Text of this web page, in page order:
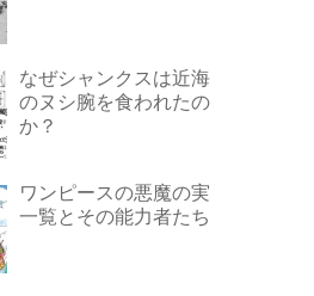
なぜシャンクスは近海
のヌシ腕を食われたの
か？
ワンピースの悪魔の実
一覧とその能力者たち